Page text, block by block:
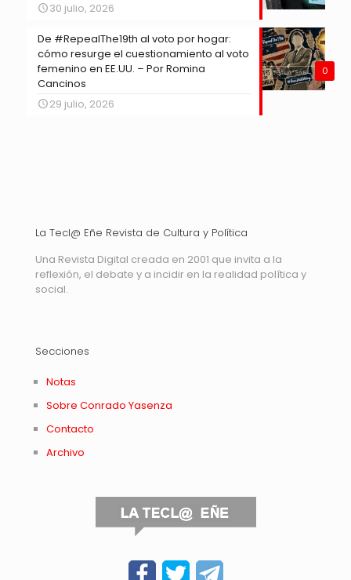
30 julio, 2026
0
De #RepealThe19th al voto por hogar:
cómo resurge el cuestionamiento al voto
femenino en EE.UU. – Por Romina
Cancinos
29 julio, 2026
La Tecl@ Eñe Revista de Cultura y Política
Una Revista Digital creada en 2001 que invita a la
reflexión, el debate y a incidir en la realidad política y
social.
Secciones
Notas
Sobre Conrado Yasenza
Contacto
Archivo